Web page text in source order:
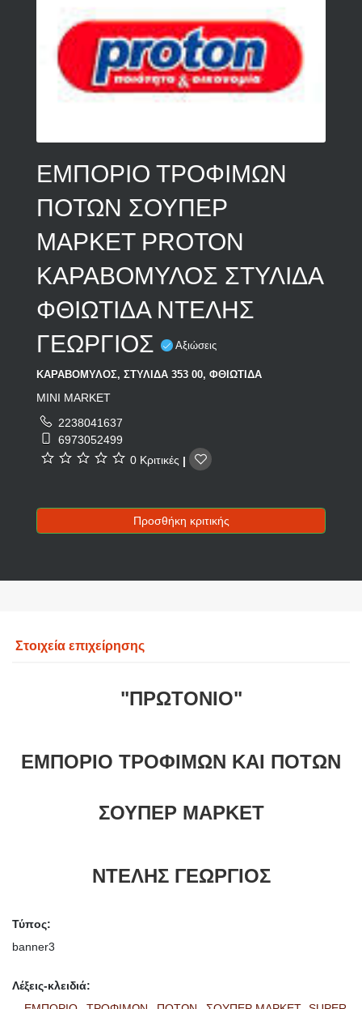
ΕΜΠΟΡΙΟ ΤΡΟΦΙΜΩΝ
ΠΟΤΩΝ ΣΟΥΠΕΡ
ΜΑΡΚΕΤ PROTON
ΚΑΡΑΒΟΜΥΛΟΣ ΣΤΥΛΙΔΑ
ΦΘΙΩΤΙΔΑ ΝΤΕΛΗΣ
ΓΕΩΡΓΙΟΣ
Αξιώσεις
ΚΑΡΑΒΟΜΥΛΟΣ, ΣΤΥΛΙΔΑ 353 00, ΦΘΙΩΤΙΔΑ
MINI MARKET
2238041637
6973052499
0 Κριτικές |
Προσθήκη κριτικής
Στοιχεία επιχείρησης
"ΠΡΩΤΟΝΙΟ"
ΕΜΠΟΡΙΟ ΤΡΟΦΙΜΩΝ ΚΑΙ ΠΟΤΩΝ
ΣΟΥΠΕΡ ΜΑΡΚΕΤ
ΝΤΕΛΗΣ ΓΕΩΡΓΙΟΣ
Τύπος:
banner3
Λέξεις-κλειδιά: